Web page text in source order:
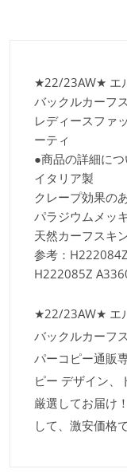
★22/23AW★ エ
バックルカーフ
レディースファ
ーティ
●商品の詳細に
イタリア製
クレープ効果の
パラジウムメッ
天然カーフスキ
参考：
H222085Z
★22/23AW★ エ
バックルカーフ
パーコピー通販
ピー デザイン、
厳選してお届け
して、激安価格